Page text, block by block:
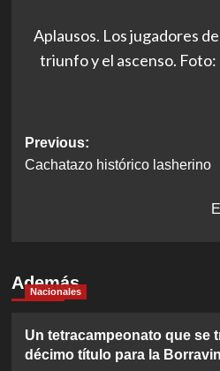
Aplausos. Los jugadores
triunfo y el ascenso.
Post
navigation
Previous:
Cachatazo histórico lasherino
Además
Nacionales
Un tetracampeonato que se
décimo título para la